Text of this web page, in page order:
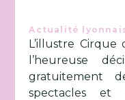
Actualité
L’illustre
l’heureuse
gratuitement
spectacles et